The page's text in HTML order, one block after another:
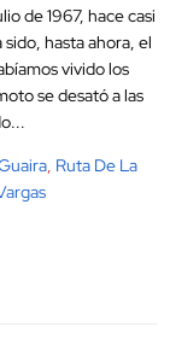
de 1967, hace casi
hasta ahora, el
vivido los
se desató a las
, Ruta De La